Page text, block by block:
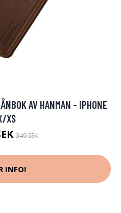
AV HANMAN - IPHONE
XS
349 SEK
INFO!